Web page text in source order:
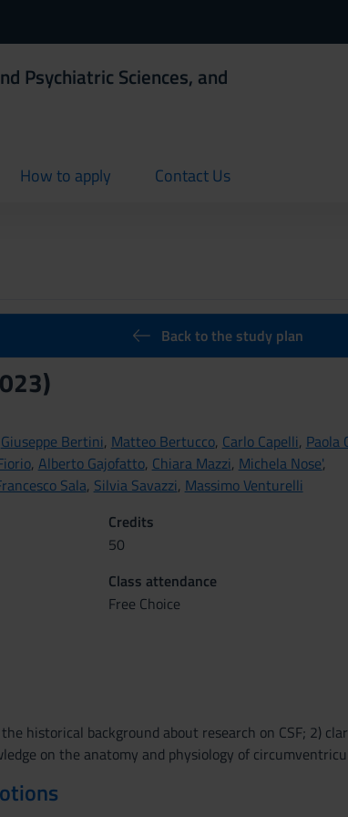
Psychiatric Sciences, and
How to apply
current Contact Us
current
Back to the study plan
Giuseppe Bertini, Matteo Bertucco, Carlo Capelli, Paola
, Alberto Gajofatto, Chiara Mazzi, Michela Nose',
Sala, Silvia Savazzi, Massimo Venturelli
Credits
50
Class attendance
Free Choice
historical background about research on CSF; 2)
on the anatomy and physiology of